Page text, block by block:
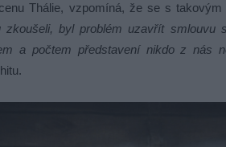
Thálie, vzpomíná, že se s
byl problém uzavřít smlouvu
a počtem představení nikdo z nás